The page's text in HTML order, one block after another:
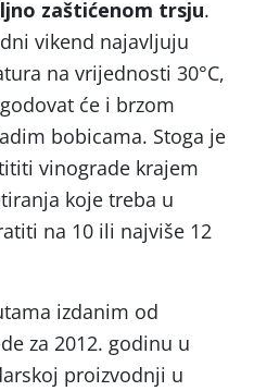
zaštićenom trsju.
vikend najavljuju
na vrijednosti 30°C,
će i brzom
bobicama. Stoga je
vinograde krajem
koje treba u
na 10 ili najviše 12
izdanim od
za 2012. godinu u
proizvodnji u